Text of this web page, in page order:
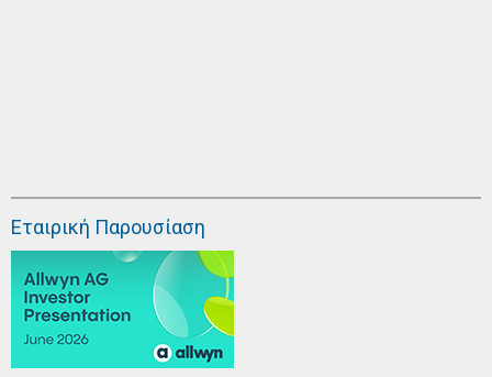
Εταιρική Παρουσίαση